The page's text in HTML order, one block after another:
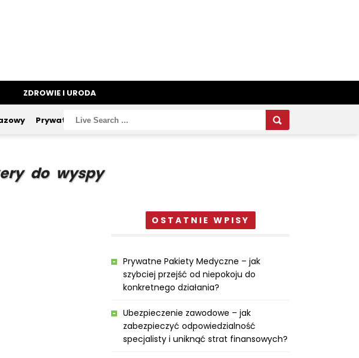
ZDROWIE I URODA
Prywatne ubezpieczenie zdrowotne dla seniora
do wyspy
OSTATNIE WPISY
Prywatne Pakiety Medyczne – jak
szybciej przejść od niepokoju do
konkretnego działania?
Ubezpieczenie zawodowe – jak
zabezpieczyć odpowiedzialność
specjalisty i uniknąć strat finansowych?